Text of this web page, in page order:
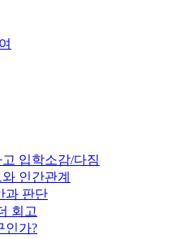
고 입학소감/다짐
인간관계
과 판단
회고
인가?